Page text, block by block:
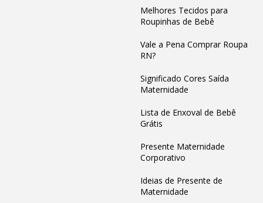
Melhores Tecidos para
Roupinhas de Bebê
Vale a Pena Comprar Roupa
RN?
Significado Cores Saída
Maternidade
Lista de Enxoval de Bebê
Grátis
Presente Maternidade
Corporativo
Ideias de Presente de
Maternidade